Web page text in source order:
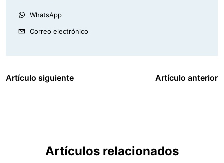
WhatsApp
Correo electrónico
Artículo siguiente Artículo anterior
Artículos relacionados